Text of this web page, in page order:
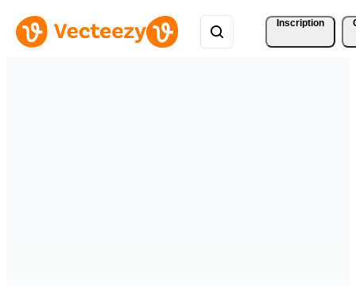
Inscription